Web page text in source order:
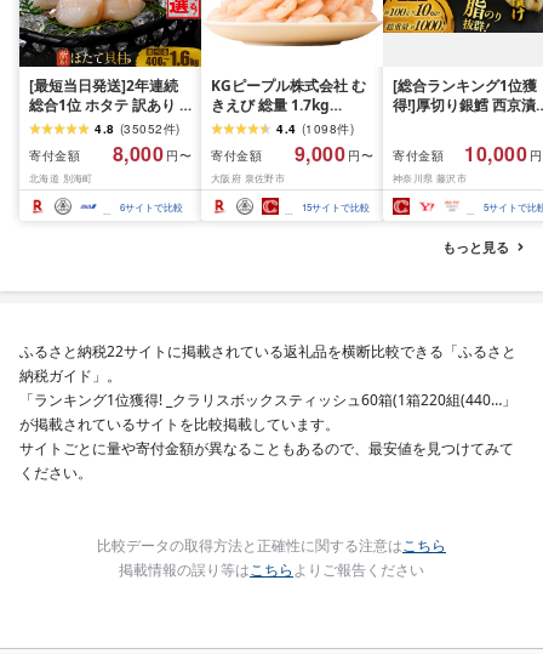
[最短当日発送]2年連続
総合1位 ホタテ 訳あり (
ふるさと納税 ほたて ふ
るさと納税 訳あり 帆立
ふるさと わけあり ホタ
テ貝柱 貝 人気 不揃い 刺
身 規格外 魚介 ランキン
グ 海鮮 冷凍 発送時期が
4.8 (35052件)
寄付金額
8,000 円〜
北海道 別海町
6サイトで比較
KGピープル株式会社 む
きえび 総量 1.7kg
(850g×2P) 特大 5Lサイ
ズ バナメイエビ バラ凍
結 下処理不要 サイズ不
揃い 訳あり
4.4 (1098件)
寄付金額
9,000 円〜
大阪府 泉佐野市
15サイトで比較
[総合ランキング1位獲
得!]厚切り銀鱈 西京漬
約 1,000g (約 100g ×
切) 西京味噌 西京みそ
噌漬け みそ 味噌 鮮魚
介 銀だら 銀ダラ ギン
ラ ぎんだら 鱈 タラ 魚
西京焼き 西京漬 西京
き 冷凍 厳選 鮮魚 漬け
礼品 おかず おつまみ
南 藤沢
寄付金額 10,000
神奈川県 藤沢市
5サイトで比
もっと見る
ふるさと納税22サイトに掲載されている返礼品を横断比較できる「ふるさと
納税ガイド」。
「ランキング1位獲得! _クラリスボックスティッシュ60箱(1箱220組(440…」
が掲載されているサイトを比較掲載しています。
サイトごとに量や寄付金額が異なることもあるので、最安値を見つけてみて
ください。
比較データの取得方法と正確性に関する注意はこちら
掲載情報の誤り等はこちらよりご報告ください